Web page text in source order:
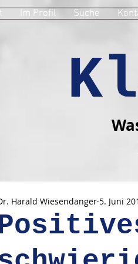
Im Profil Suche
Harald Wiesendanger 5. Juni